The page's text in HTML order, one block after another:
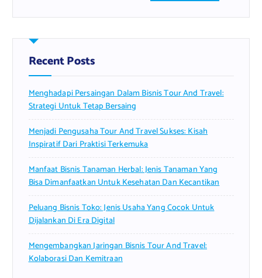
r
h
f
o
:
Recent Posts
Menghadapi Persaingan Dalam Bisnis Tour And Travel:
Strategi Untuk Tetap Bersaing
Menjadi Pengusaha Tour And Travel Sukses: Kisah
Inspiratif Dari Praktisi Terkemuka
Manfaat Bisnis Tanaman Herbal: Jenis Tanaman Yang
Bisa Dimanfaatkan Untuk Kesehatan Dan Kecantikan
Peluang Bisnis Toko: Jenis Usaha Yang Cocok Untuk
Dijalankan Di Era Digital
Mengembangkan Jaringan Bisnis Tour And Travel:
Kolaborasi Dan Kemitraan